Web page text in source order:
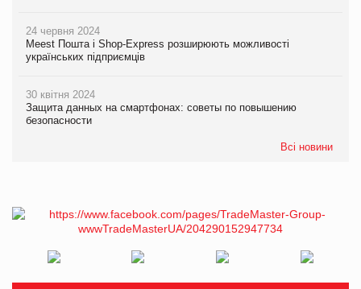
24 червня 2024
Meest Пошта і Shop-Express розширюють можливості
українських підприємців
30 квітня 2024
Защита данных на смартфонах: советы по повышению
безопасности
Всі новини